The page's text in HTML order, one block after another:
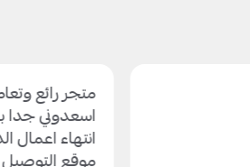
متجر رائع
اسعدوني جدا
انتهاء اعمال
موقع